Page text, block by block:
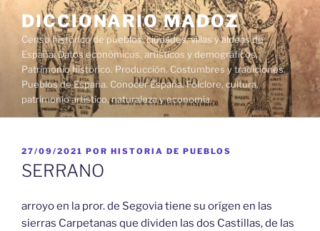
contenido
DICCIONARIO MADOZ
Censo histórico de pueblos, ciudades, villas y aldeas de
España. Datos económicos, artísticos y demográficos.
Patrimonio histórico. Producción. Costumbres y tradiciones.
Pueblos de España. Conocer España. Folclore, cultura,
patrimonio artístico, naturaleza y economía.
PUBLICADO
EL
27/09/2021 POR HISTORIA DE PUEBLOS
SERRANO
arroyo en la pror. de Segovia tiene su orígen en las
sierras Carpetanas que dividen las dos Castillas, de las